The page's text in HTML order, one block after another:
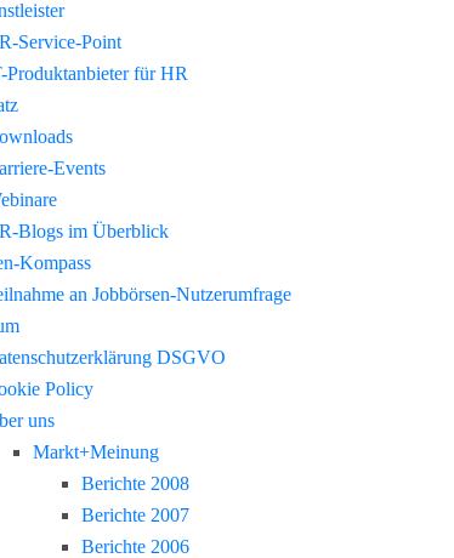
Service-Point
Produktanbieter für HR
Events
Blogs im Überblick
Kompass
an Jobbörsen-Nutzerumfrage
DSGVO
Policy
uns
Markt+Meinung
Berichte 2008
Berichte 2007
Berichte 2006